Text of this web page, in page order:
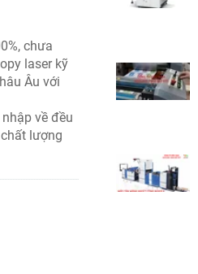
chưa
laser kỹ
Âu với
về đều
lượng